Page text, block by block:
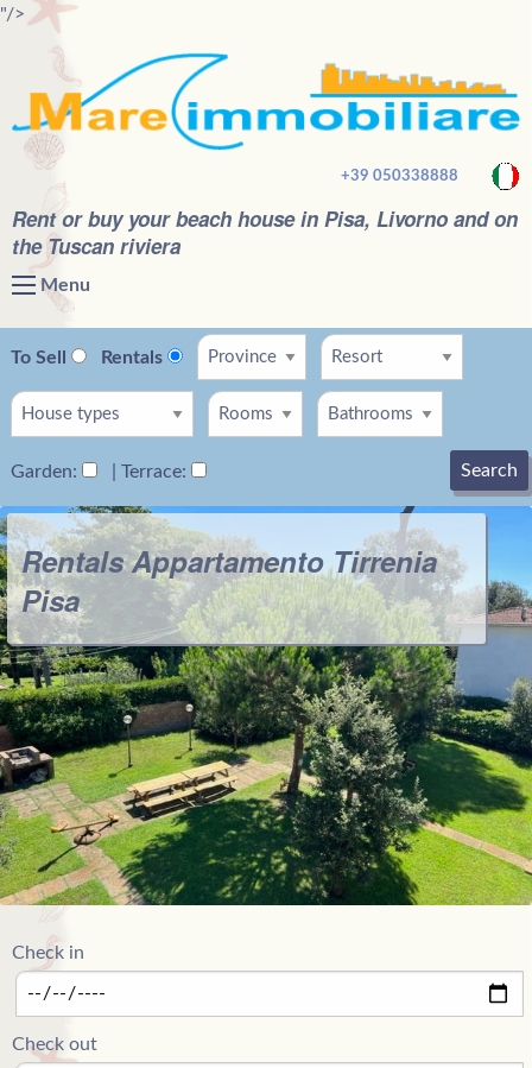
"/>
+39 050338888
Rent or buy your beach house in Pisa, Livorno and on
the Tuscan riviera
Menu
To Sell Rentals
Garden: | Terrace: Search
Rentals Appartamento Tirrenia
Pisa
Check in
Check out